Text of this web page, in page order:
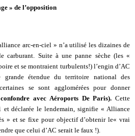
» de l’opposition
arc-en-ciel » n’a utilisé les dizaines de
carburant. Suite à une panne sèche (les «
et se montraient turbulents!) l’engin d’AC
grande étendue du territoire national des
se sont agglomérées pour donner
avec Aéroports De Paris). Cette
déclarée le lendemain, signifie « Alliance
» et se fixe pour objectif d’obtenir le« vrai
que celui d’AC serait le faux !).